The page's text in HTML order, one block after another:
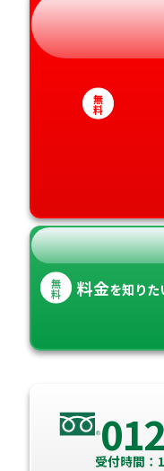
無
料
無
料 料金を知りた
受付時間：